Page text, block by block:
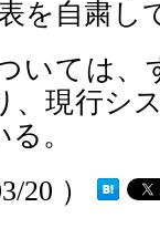
を自粛し
いては、
、現行シ
。
20 ）